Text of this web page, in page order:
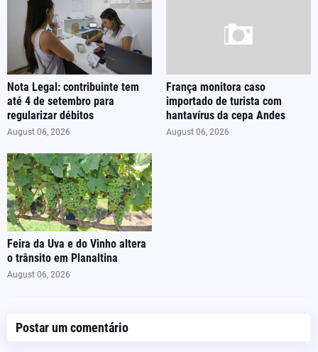
Nota Legal: contribuinte tem
até 4 de setembro para
regularizar débitos
August 06, 2026
França monitora caso
importado de turista com
hantavírus da cepa Andes
August 06, 2026
Feira da Uva e do Vinho altera
o trânsito em Planaltina
August 06, 2026
Postar um comentário